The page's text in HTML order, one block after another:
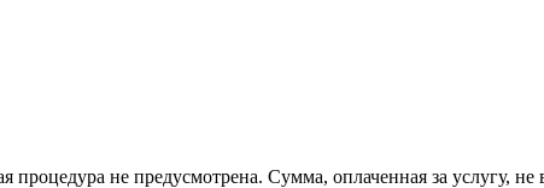
не предусмотрена. Сумма, оплаченная за услугу, не